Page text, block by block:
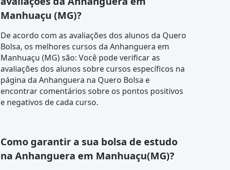
Manhuaçu (MG)?
De acordo com as avaliações dos alunos da Quero
Bolsa, os melhores cursos da Anhanguera em
Manhuaçu (MG) são: Você pode verificar as
avaliações dos alunos sobre cursos específicos na
página da Anhanguera na Quero Bolsa e
encontrar comentários sobre os pontos positivos
e negativos de cada curso.
Como garantir a sua bolsa de estudo
na Anhanguera em Manhuaçu(MG)?